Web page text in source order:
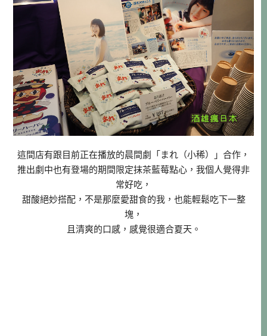
這間店有跟目前正在播放的晨間劇「まれ（小稀）」合作，
推出劇中也有登場的期間限定抹茶藍莓點心，我個人覺得非
常好吃，
甜酸絕妙搭配，不是那麼愛甜食的我，也能輕鬆吃下一整
塊，
且清爽的口感，感覺很適合夏天。